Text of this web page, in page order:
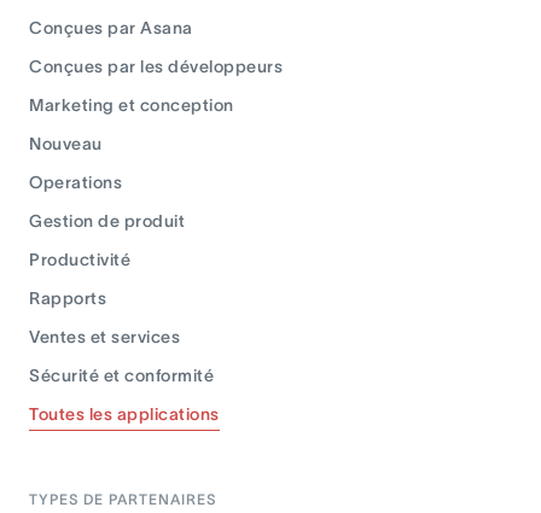
Conçues par Asana
Conçues par les développeurs
Marketing et conception
Nouveau
Operations
Gestion de produit
Productivité
Rapports
Ventes et services
Sécurité et conformité
Toutes les applications
TYPES DE PARTENAIRES